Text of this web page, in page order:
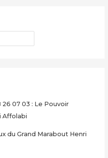
07 03 : Le Pouvoir
Affolabi
du Grand Marabout Henri